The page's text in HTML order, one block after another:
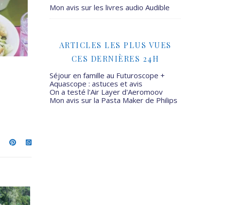
Mon avis sur les livres audio Audible
ARTICLES LES PLUS VUES
CES DERNIÈRES 24H
Séjour en famille au Futuroscope +
Aquascope : astuces et avis
On a testé l'Air Layer d'Aeromoov
Mon avis sur la Pasta Maker de Philips